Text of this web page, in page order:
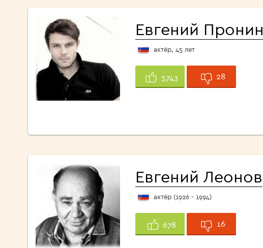
Евгений Пронин
актёр, 45 лет
5743 28
Евгений Леонов
актёр (1926 - 1994)
678 16